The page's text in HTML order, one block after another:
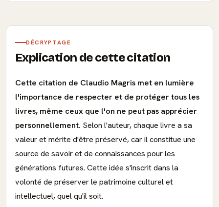
DÉCRYPTAGE
Explication de cette citation
Cette citation de Claudio Magris met en lumière
l'importance de respecter et de protéger tous les
livres, même ceux que l'on ne peut pas apprécier
personnellement. Selon l'auteur, chaque livre a sa
valeur et mérite d'être préservé, car il constitue une
source de savoir et de connaissances pour les
générations futures. Cette idée s'inscrit dans la
volonté de préserver le patrimoine culturel et
intellectuel, quel qu'il soit.